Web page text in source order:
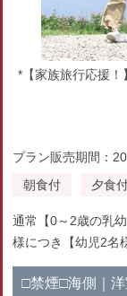
*【家族旅行応援
プラン販売期間：
朝食付
夕食
通常【0～2歳の乳
様につき【幼児2名
□禁煙□海側｜